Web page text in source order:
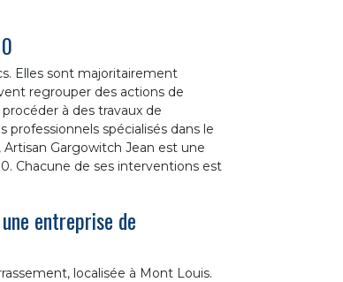
Elles sont majoritairement
regrouper des actions de
à des travaux de
spécialisés dans le
Gargowitch Jean est une
Chacune de ses interventions est
entreprise de
localisée à Mont Louis.